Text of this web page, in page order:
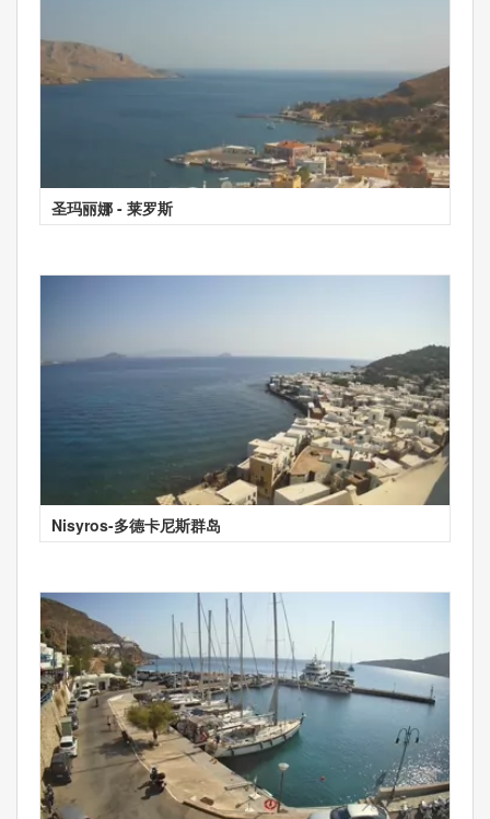
圣玛丽娜 - 莱罗斯
Nisyros-多德卡尼斯群岛